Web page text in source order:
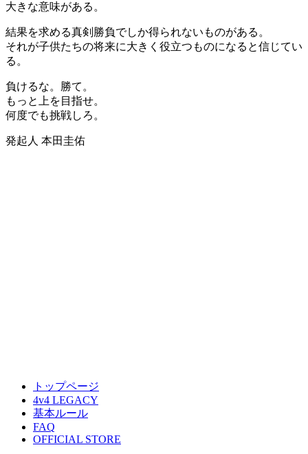
大きな意味がある。
結果を求める真剣勝負でしか得られないものがある。
それが子供たちの将来に大きく役立つものになると信じてい
る。
負けるな。勝て。
もっと上を目指せ。
何度でも挑戦しろ。
発起人 本田圭佑
トップページ
4v4 LEGACY
基本ルール
FAQ
OFFICIAL STORE